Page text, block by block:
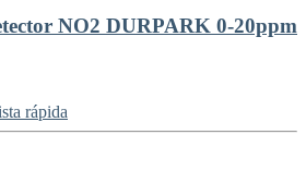
NO2 DURPARK 0-20ppm
rápida